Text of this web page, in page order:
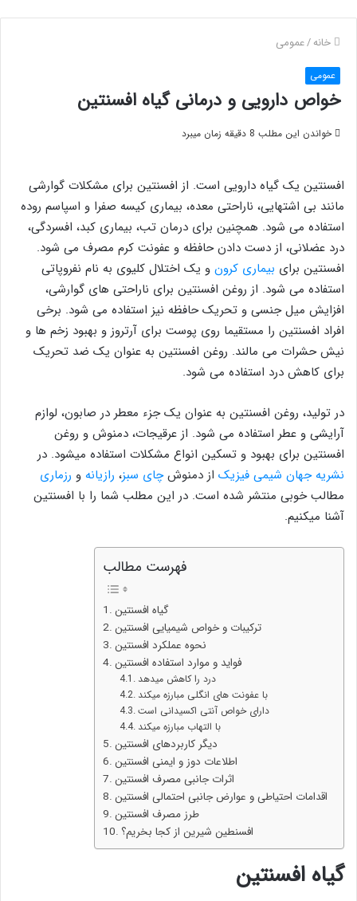
خانه/عمومی
عمومی
خواص دارویی و درمانی گیاه افسنتین
خواندن این مطلب 8 دقیقه زمان میبرد
افسنتین یک گیاه دارویی است. از افسنتین برای مشکلات گوارشی
مانند بی اشتهایی، ناراحتی معده، بیماری کیسه صفرا و اسپاسم روده
استفاده می شود. همچنین برای درمان تب، بیماری کبد، افسردگی،
درد عضلانی، از دست دادن حافظه و عفونت کرم مصرف می شود.
افسنتین برای بیماری کرون و یک اختلال کلیوی به نام نفروپاتی
استفاده می شود. از روغن افسنتین برای ناراحتی های گوارشی،
افزایش میل جنسی و تحریک حافظه نیز استفاده می شود. برخی
افراد افسنتین را مستقیما روی پوست برای آرتروز و بهبود زخم ها و
نیش حشرات می مالند. روغن افسنتین به عنوان یک ضد تحریک
برای کاهش درد استفاده می شود.
در تولید، روغن افسنتین به عنوان یک جزء معطر در صابون، لوازم
آرایشی و عطر استفاده می شود. از عرقیجات، دمنوش و روغن
افسنتین برای بهبود و تسکین انواع مشکلات استفاده میشود. در
نشریه جهان شیمی فیزیک از دمنوشچای سبز، رازیانه و رزماری
مطالب خوبی منتشر شده است. در این مطلب شما را با افسنتین
آشنا میکنیم.
فهرست مطالب
گیاه افسنتین
ترکیبات و خواص شیمیایی افسنتین
نحوه عملکرد افسنتین
فواید و موارد استفاده افسنتین
درد را کاهش میدهد
با عفونت های انگلی مبارزه میکند
دارای خواص آنتی اکسیدانی است
با التهاب مبارزه میکند
دیگر کاربردهای افسنتین
اطلاعات دوز و ایمنی افسنتین
اثرات جانبی مصرف افسنتین
اقدامات احتیاطی و عوارض جانبی احتمالی افسنتین
طرز مصرف افسنتین
افسنطین شیرین از کجا بخریم؟
گیاه افسنتین